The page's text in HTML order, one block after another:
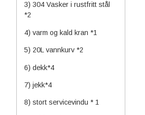
3) 304 Vasker i rustfritt stål
*2
4) varm og kald kran *1
5) 20L vannkurv *2
6) dekk*4
7) jekk*4
8) stort servicevindu * 1